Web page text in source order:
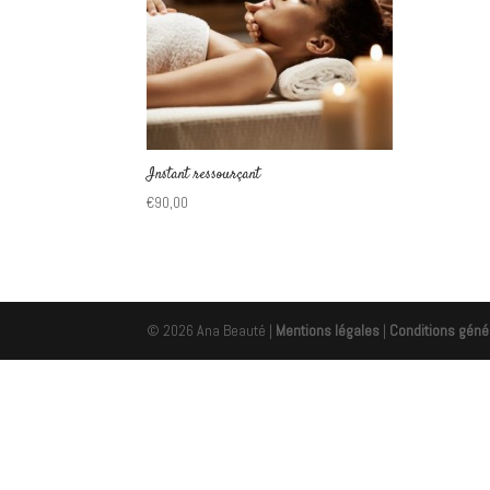
Instant ressourçant
€90,00
© 2026 Ana Beauté | Mentions légales | Conditions